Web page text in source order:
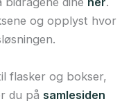
og opplyst hvor
flasker og bokser,
du på samlesiden